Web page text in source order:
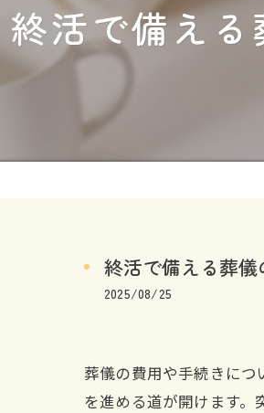
終活で備え
終活で備える葬
2025/08/25
葬儀の費用や手続きに
を進める道が開けます